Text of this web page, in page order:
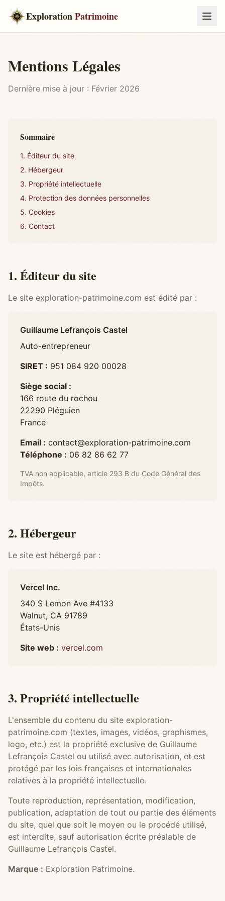
ExplorationPatrimoine
Mentions Légales
Dernière mise à jour : Février 2026
Sommaire
1. Éditeur du site
2. Hébergeur
3. Propriété intellectuelle
4. Protection des données personnelles
5. Cookies
6. Contact
1. Éditeur du site
Le site exploration-patrimoine.com est édité par :
Guillaume Lefrançois Castel
Auto-entrepreneur
SIRET : 951 084 920 00028
Siège social :
166 route du rochou
22290 Pléguien
France
Email : contact@exploration-patrimoine.com
Téléphone : 06 82 86 62 77
TVA non applicable, article 293 B du Code Général des
Impôts.
2. Hébergeur
Le site est hébergé par :
Vercel Inc.
340 S Lemon Ave #4133
Walnut, CA 91789
États-Unis
Site web : vercel.com
3. Propriété intellectuelle
L'ensemble du contenu du site exploration-
patrimoine.com (textes, images, vidéos, graphismes,
logo, etc.) est la propriété exclusive de Guillaume
Lefrançois Castel ou utilisé avec autorisation, et est
protégé par les lois françaises et internationales
relatives à la propriété intellectuelle.
Toute reproduction, représentation, modification,
publication, adaptation de tout ou partie des éléments
du site, quel que soit le moyen ou le procédé utilisé,
est interdite, sauf autorisation écrite préalable de
Guillaume Lefrançois Castel.
Marque : Exploration Patrimoine.